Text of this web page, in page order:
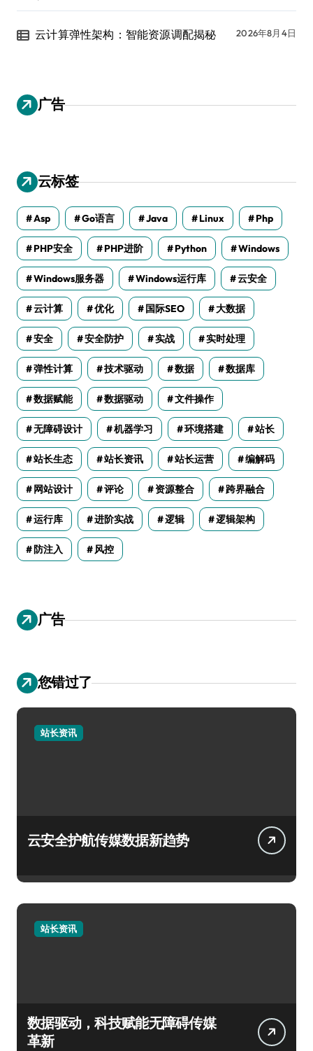
云计算弹性架构：智能资源调配揭秘 2026年8月4日
广告
云标签
Asp Go语言 Java Linux Php
PHP安全 PHP进阶 Python Windows
Windows服务器 Windows运行库 云安全
云计算 优化 国际SEO 大数据
安全 安全防护 实战 实时处理
弹性计算 技术驱动 数据 数据库
数据赋能 数据驱动 文件操作
无障碍设计 机器学习 环境搭建 站长
站长生态 站长资讯 站长运营 编解码
网站设计 评论 资源整合 跨界融合
运行库 进阶实战 逻辑 逻辑架构
防注入 风控
广告
您错过了
站长资讯
云安全护航传媒数据新趋势
站长资讯
数据驱动，科技赋能无障碍传媒
革新